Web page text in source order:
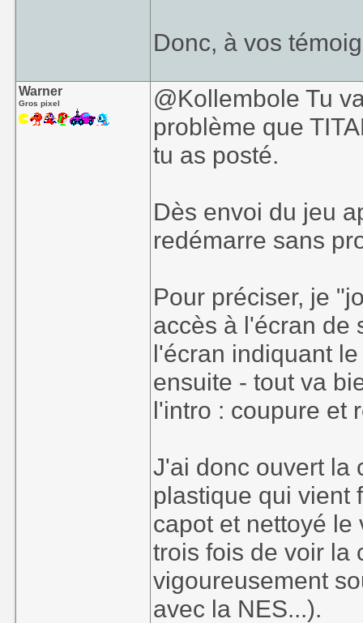
Donc, à vos
Warner
Gros pixel
@Kollembole Tu
problème que
tu as posté.
Dès envoi du jeu
redémarre sans
Pour préciser, je
accès à l'écran de
l'écran indiquant
ensuite - tout va
l'intro : coupure et
J'ai donc ouvert la
plastique qui vient
capot et nettoyé
trois fois de voir la
vigoureusement
avec la NES...).